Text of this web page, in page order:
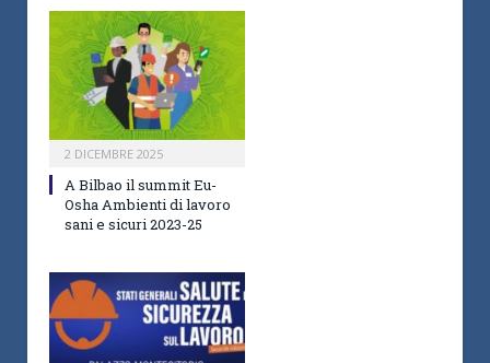
2 DICEMBRE 2025
A Bilbao il summit Eu-
Osha Ambienti di lavoro
sani e sicuri 2023-25